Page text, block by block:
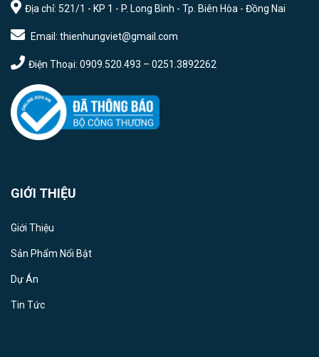
Địa chỉ: 521/1 - KP 1 - P. Long Bình - Tp. Biên Hòa - Đồng Nai
Email: thienhungviet@gmail.com
Điện Thoại: 0909.520.493 – 0251.3892262
GIỚI THIỆU
Giới Thiệu
Sản Phẩm Nổi Bật
Dự Án
Tin Tức